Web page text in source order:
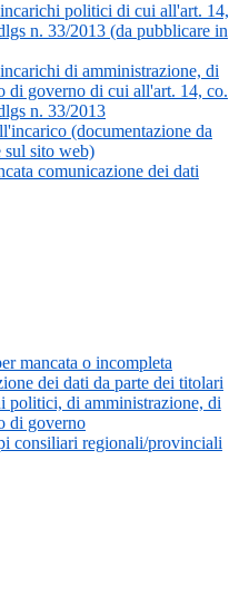
politici di cui all'art. 14,
n. 33/2013 (da pubblicare in
di amministrazione, di
di governo di cui all'art. 14, co.
n. 33/2013
(documentazione da
sul sito web)
comunicazione dei dati
mancata o incompleta
dei dati da parte dei titolari
politici, di amministrazione, di
di governo
consiliari regionali/provinciali